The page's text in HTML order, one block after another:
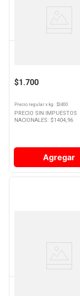
Ver
Producto
$1.700
Precio regular x kg. : $3400
PRECIO SIN IMPUESTOS
NACIONALES: $1404,96
Agregar
Ver
Producto